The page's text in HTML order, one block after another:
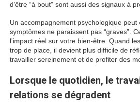
d’être “à bout” sont aussi des signaux à
Un accompagnement psychologique peut
symptômes ne paraissent pas “graves”.
l’impact réel sur votre bien-être. Quand
trop de place, il devient plus difficile de
travailler sereinement et de profiter des
Lorsque le quotidien, le
relations se dégradent